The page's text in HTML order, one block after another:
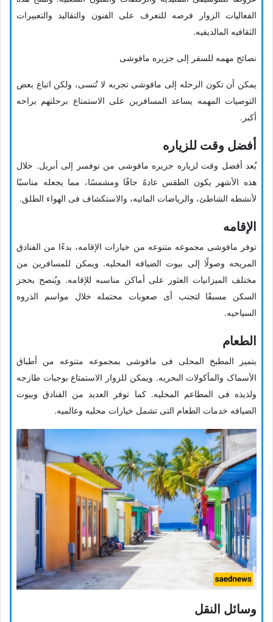
الفعالیات الزوار فرصه للتعرف على الفنون والتقالید والتعبیرات
الثقافیه المالدیفیه.
نصائح مهمه للسفر إلى جزیره مافوشی
یمکن أن تکون الرحله إلى مافوشی تجربه لا تُنسى، ولکن اتباع بعض
التوصیات المهمه یساعد المسافرین على الاستمتاع برحلتهم براحه
أکبر.
أفضل وقت للزیاره
یُعد أفضل وقت لزیاره جزیره مافوشی من نوفمبر إلى أبریل. خلال
هذه الأشهر یکون الطقس عادهً جافًا ومشمسًا، مما یجعله مناسبًا
لأنشطه الشاطئ، والریاضات المائیه، والاستکشاف فی الهواء الطلق.
الإقامه
توفر مافوشی مجموعه متنوعه من خیارات الإقامه، بدءًا من الفنادق
المریحه وصولًا إلى بیوت الضیافه المحلیه. ویمکن للمسافرین من
مختلف المیزانیات العثور على أماکن مناسبه للإقامه. ویُنصح بحجز
السکن مسبقًا لتجنب أی صعوبات محتمله خلال مواسم الذروه
السیاحیه.
الطعام
یتمیز المطبخ المحلی فی مافوشی بمجموعه متنوعه من أطباق
الأسماک والمأکولات البحریه. ویمکن للزوار الاستمتاع بوجبات طازجه
ولذیذه فی المطاعم المحلیه. کما توفر العدید من الفنادق وبیوت
الضیافه خدمات الطعام التی تشمل خیارات محلیه وعالمیه.
وسائل النقل